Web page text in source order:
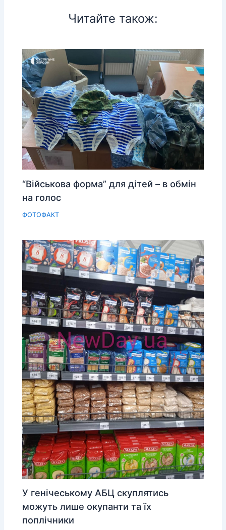
Читайте також:
“Військова форма” для дітей – в обмін
на голос
ФОТОФАКТ
У генічеському АБЦ скуплятись
можуть лише окупанти та їх
поплічники